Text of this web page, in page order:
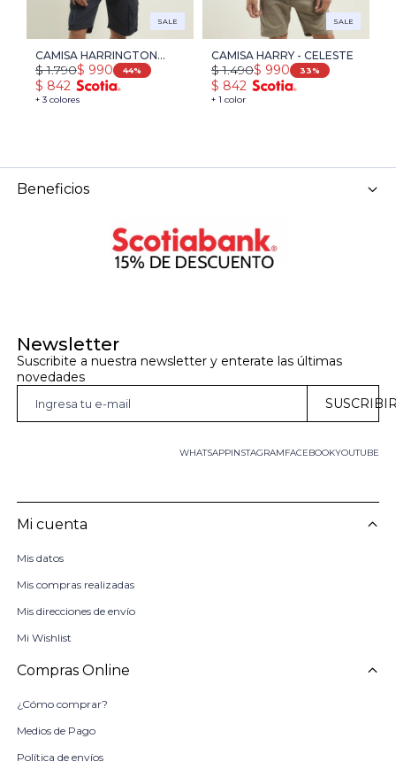
SALE
CAMISA HARRINGTON
LABEL - AZUL MELANGE
+ 3 colores
$ 990
$ 1.790 44
$ 842
SALE
CAMISA HARRY - CELESTE
+ 1 color
$ 990
$ 1.490 33
$ 842
Newsletter
Suscribite a nuestra newsletter y enterate las últimas
novedades
WHATSAPP FACEBOOKYOUTUBE
INSTAGRAM
Mi cuenta
Mis datos
Mis compras realizadas
Mis direcciones de envío
Mi Wishlist
Compras Online
¿Cómo comprar?
Medios de Pago
Política de envíos
Beneficios